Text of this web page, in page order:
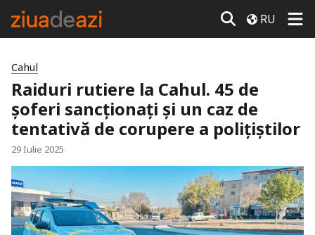
RU
Cahul
Raiduri rutiere la Cahul. 45 de
șoferi sancționați și un caz de
tentativă de corupere a polițiștilor
29 Iulie 2025